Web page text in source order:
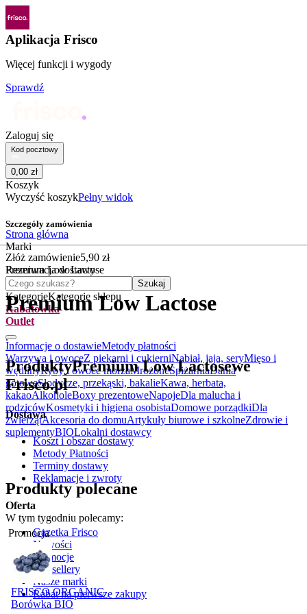
Aplikacja Frisco
Więcej funkcji i wygody
Sprawdź
Zaloguj się
Kod pocztowy
0,00 zł
Koszyk
Wyczyść koszykPełny widok
Szczegóły zamówienia
Złóż zamówienie5,90 zł
Rezerwacja dostawy
Czego szukasz?
Szukaj
KategorieKategorie sklepu
Rabatówka
Outlet
Informacje o dostawieMetody płatności
Warzywa i owoceZ piekarni i cukierniNabiał, jaja, seryMięso i
wędlinyRyby i owoce morzaMrożoneSpiżarniaDania
gotoweSłodycze, przekąski, bakalieKawa, herbata,
kakaoAlkoholeBoxy prezentoweNapojeDla malucha i
rodzicówKosmetyki i higiena osobistaDomowe porządkiDla
zwierzątAkcesoria do domuArtykuły biurowe i szkolneZdrowie i
suplementyBIOLokalni dostawcy
Produkty polecane
W tym tygodniu polecamy:
Promocja
FRISCO ORGANIC
Borówka BIO
Strona główna
Marki
Premium Low Lactose
Premium Low Lactose
.
ProduktyPremium Low Lactosewe
Frisco.pl
Dostawa
Koszt i obszar dostawy
Metody Płatności
Terminy dostawy
Reklamacje i zwroty
Oferta
Gazetka Frisco
Nowości
Promocje
Bestsellery
Nasze marki
Rabat na pierwsze zakupy